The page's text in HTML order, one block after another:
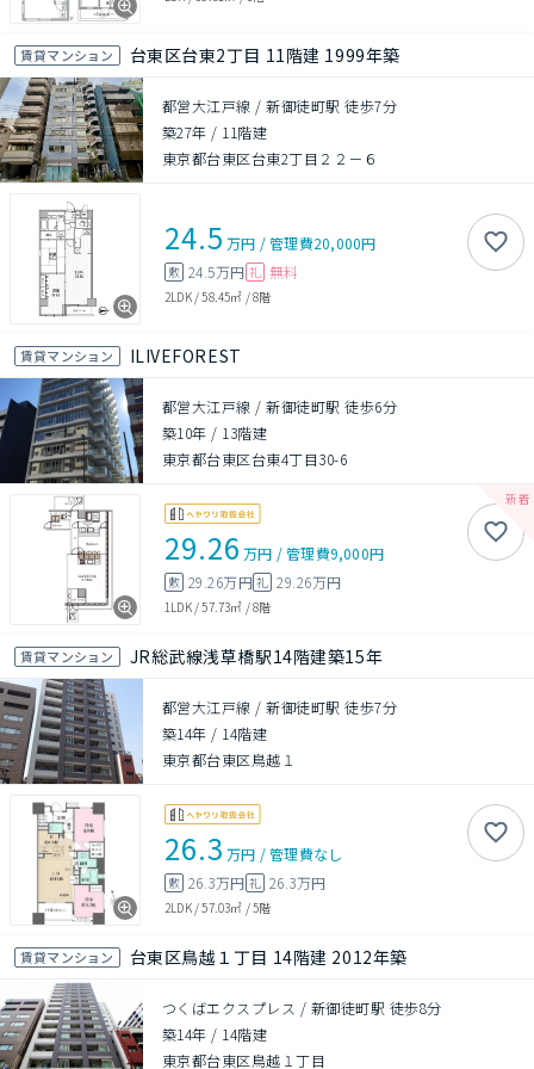
賃貸マンション 台東区台東2丁目 11階建 1999年築
都営大江戸線 / 新御徒町駅 徒歩7分
築27年 / 11階建
東京都台東区台東2丁目２２－６
24.5 万円 /管理費20,000円
敷 24.5万円 礼 無料
2LDK/58.45㎡ /8階
賃貸マンション ILIVEFOREST
都営大江戸線 / 新御徒町駅 徒歩6分
築10年 / 13階建
東京都台東区台東4丁目30-6
29.26 万円 /管理費9,000円
敷 29.26万円礼 29.26万円
1LDK/57.73㎡ /8階
賃貸マンション JR総武線浅草橋駅14階建築15年
都営大江戸線 / 新御徒町駅 徒歩7分
築14年 / 14階建
東京都台東区鳥越１
26.3 万円 /管理費なし
敷 26.3万円 礼 26.3万円
2LDK/57.03㎡ /5階
賃貸マンション 台東区鳥越１丁目 14階建 2012年築
つくばエクスプレス / 新御徒町駅 徒歩8分
築14年 / 14階建
東京都台東区鳥越１丁目